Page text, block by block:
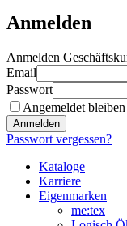
Anmelden
Anmelden
Email
Passwort
Angemeldet bleiben
Anmelden
Passwort vergessen?
Kataloge
Karriere
Eigenmarken
me:tex